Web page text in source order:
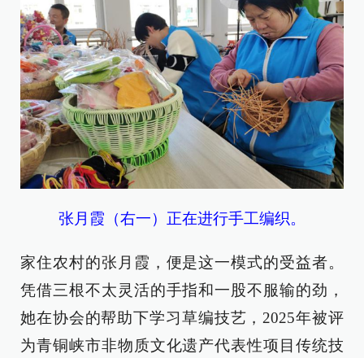
张月霞（右一）正在进行手工编织。
家住农村的张月霞，便是这一模式的受益者。
凭借三根不太灵活的手指和一股不服输的劲，
她在协会的帮助下学习草编技艺，2025年被评
为青铜峡市非物质文化遗产代表性项目传统技